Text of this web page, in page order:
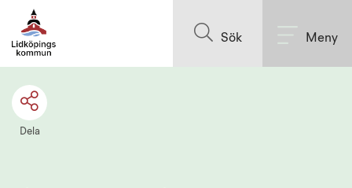
Sök Meny
Dela